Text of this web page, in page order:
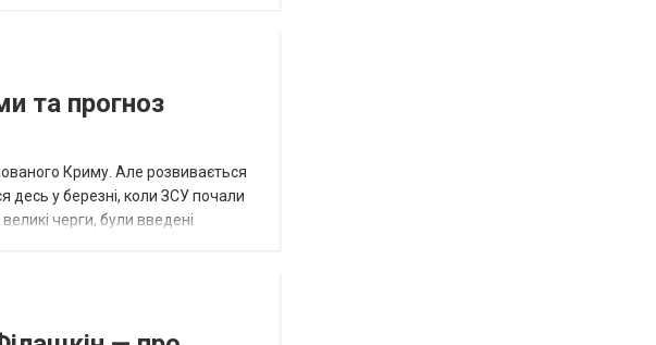
та прогноз
Криму. Але розвивається
десь у березні, коли ЗСУ почали
черги, були введені